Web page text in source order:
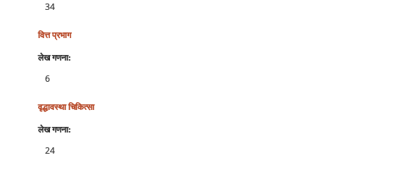
34
वित्त प्रभाग
लेख गणना:
6
वृद्धावस्था चिकित्सा
लेख गणना:
24